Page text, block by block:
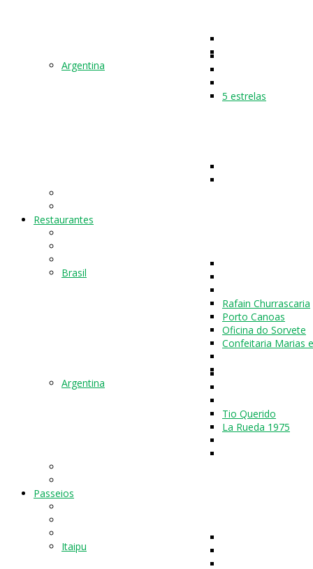
Argentina
5 estrelas
Restaurantes
Brasil
Rafain Churrascaria
Porto Canoas
Oficina do Sorvete
Confeitaria Marias
Argentina
Tio Querido
La Rueda 1975
Passeios
Itaipu